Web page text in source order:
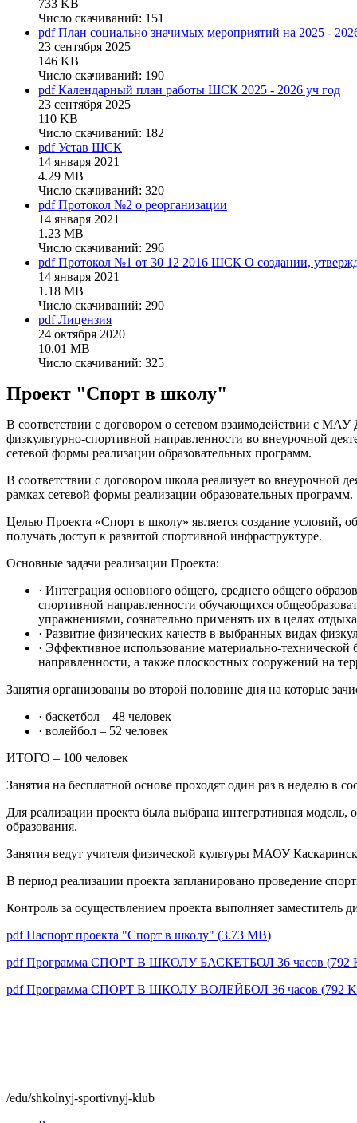
733 KB
Число скачиваний: 151
pdf План социально значимых мероприятий на 2025 -
23 сентября 2025
146 KB
Число скачиваний: 190
pdf Календарный план работы ШСК 2025 - 2026 уч год
23 сентября 2025
110 KB
Число скачиваний: 182
pdf Устав ШСК
14 января 2021
4.29 MB
Число скачиваний: 320
pdf Протокол №2 о реорганизации
14 января 2021
1.23 MB
Число скачиваний: 296
pdf Протокол №1 от 30 12 2016 ШСК О создании,
14 января 2021
1.18 MB
Число скачиваний: 290
pdf Лицензия
24 октября 2020
10.01 MB
Число скачиваний: 325
Проект "Спорт в школу"
В соответствии с договором о сетевом взаимодействии с
физкультурно-спортивной направленности во внеурочной
сетевой формы реализации образовательных программ.
В соответствии с договором школа реализует во
рамках сетевой формы реализации образовательных программ.
Целью Проекта «Спорт в школу» является создание условий,
получать доступ к развитой спортивной инфраструктуре.
Основные задачи реализации Проекта:
· Интеграция основного общего, среднего общего
спортивной направленности обучающихся
упражнениями, сознательно применять их в целях
· Развитие физических качеств в выбранных видах
· Эффективное использование материально-
направленности, а также плоскостных сооружений на
Занятия организованы во второй половине дня на которые
· баскетбол – 48 человек
· волейбол – 52 человек
ИТОГО – 100 человек
Занятия на бесплатной основе проходят один раз в
Для реализации проекта была выбрана интегративная
образования.
Занятия ведут учителя физической культуры МАОУ
В период реализации проекта запланировано проведение
Контроль за осуществлением проекта выполняет
pdfПаспорт проекта "Спорт в школу" (3.73 MB)
pdfПрограмма СПОРТ В ШКОЛУ БАСКЕТБОЛ 36 часов (792
pdfПрограмма СПОРТ В ШКОЛУ ВОЛЕЙБОЛ 36 часов (792
/edu/shkolnyj-sportivnyj-klub